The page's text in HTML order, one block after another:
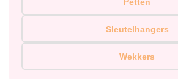
Sleutelhangers
Wekkers